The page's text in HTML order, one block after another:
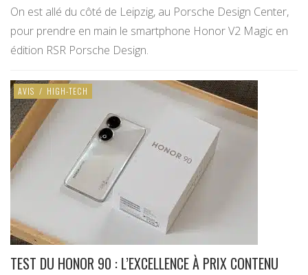
On est allé du côté de Leipzig, au Porsche Design Center,
pour prendre en main le smartphone Honor V2 Magic en
édition RSR Porsche Design.
AVIS / HIGH-TECH
TEST DU HONOR 90 : L’EXCELLENCE À PRIX CONTENU